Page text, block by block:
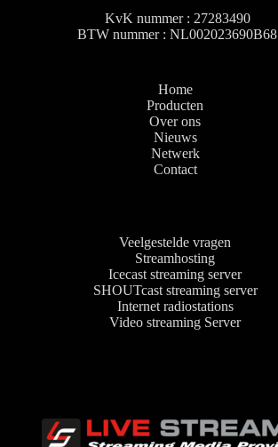
gekozen
worden
productpagina
KvK nummer : 27283490
BTW nummer : NL002023690B68
Home
Producten
Over ons
Nieuws
Netwerk
Contact
Veelgestelde vragen
Streamhosting
Icecast streaming server
SHOUTcast streaming server
Internet radiostations
Video streaming Server